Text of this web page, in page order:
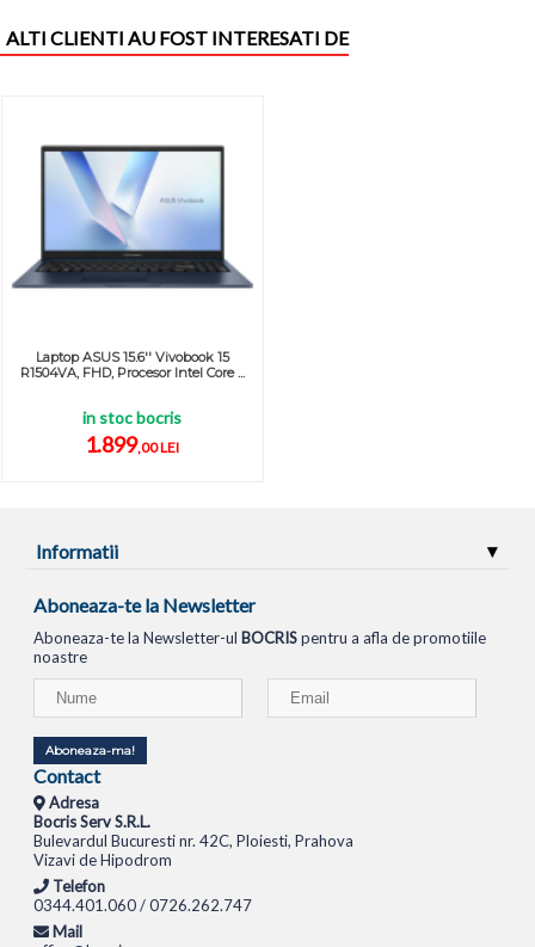
ALTI CLIENTI AU FOST INTERESATI DE
Laptop ASUS 15.6'' Vivobook 15
R1504VA, FHD, Procesor Intel Core ...
in stoc bocris
1.899,00 LEI
Informatii
Aboneaza-te la Newsletter
Aboneaza-te la Newsletter-ul BOCRISpentru a afla de promotiile
noastre
Aboneaza-ma!
Contact
Adresa
Bocris Serv S.R.L.
Bulevardul Bucuresti nr. 42C, Ploiesti, Prahova
Vizavi de Hipodrom
Telefon
0344.401.060 / 0726.262.747
Mail